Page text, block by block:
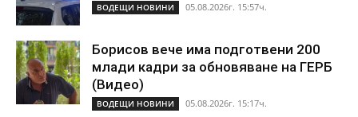
ВОДЕЩИ НОВИНИ 05.08.2026г. 15:57ч.
Борисов вече има подготвени 200
млади кадри за обновяване на ГЕРБ
(Видео)
ВОДЕЩИ НОВИНИ 05.08.2026г. 15:17ч.